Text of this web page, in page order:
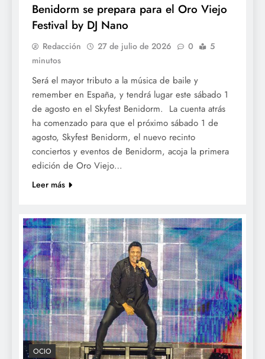
Benidorm se prepara para el Oro Viejo
Festival by DJ Nano
Redacción 27 de julio de 2026 0
5
minutos
Será el mayor tributo a la música de baile y
remember en España, y tendrá lugar este sábado 1
de agosto en el Skyfest Benidorm. La cuenta atrás
ha comenzado para que el próximo sábado 1 de
agosto, Skyfest Benidorm, el nuevo recinto
conciertos y eventos de Benidorm, acoja la primera
edición de Oro Viejo…
Leer más
OCIO